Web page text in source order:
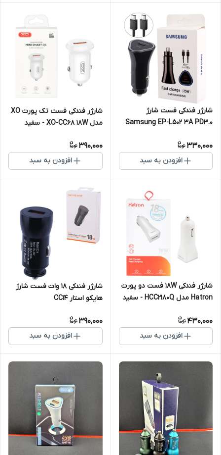
شارژر فندکی فست شارژ
Samsung EP-L502 3A PD3.0
330,000
افزودن به سبد
شارژر فندکی فست تک پورت XO
مدل XO-CC68 18W - سفید
390,000
افزودن به سبد
شارژر فندکی 18W فست دو پورت
Hatron مدل HCC2180Q - سفید
430,000
افزودن به سبد
شارژر فندکی 18 وات فست شارژ
هایکو استار CC14
390,000
افزودن به سبد